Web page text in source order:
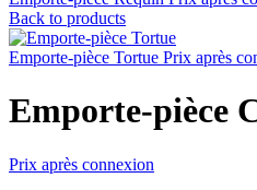
Back to products
Emporte-pièce Tortue Prix après
Emporte-pièce
Prix après connexion